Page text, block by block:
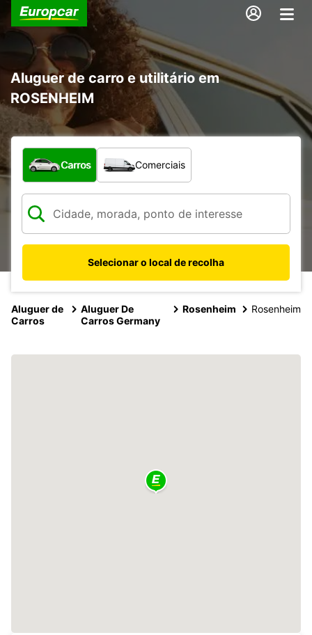
Aluguer de carro e utilitário em
ROSENHEIM
Que tipo de veículo pretende?
Carros Comerciais
Selecionar o local de recolha
Aluguer de
Carros
Aluguer De
Carros Germany
Rosenheim Rosenheim